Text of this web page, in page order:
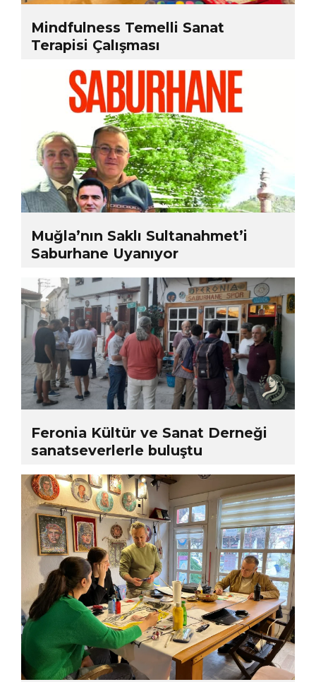
Mindfulness Temelli Sanat
Terapisi Çalışması
Muğla’nın Saklı Sultanahmet’i
Saburhane Uyanıyor
Feronia Kültür ve Sanat Derneği
sanatseverlerle buluştu